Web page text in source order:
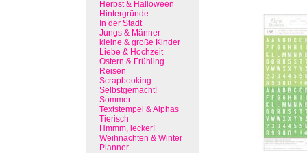
Herbst & Halloween
Hintergründe
In der Stadt
Jungs & Männer
kleine & große Kinder
Liebe & Hochzeit
Ostern & Frühling
Reisen
Scrapbooking
Selbstgemacht!
Sommer
Textstempel & Alphas
Tierisch
Hmmm, lecker!
Weihnachten & Winter
Planner